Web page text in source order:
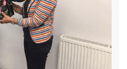
Meslek Eğitimi Programı